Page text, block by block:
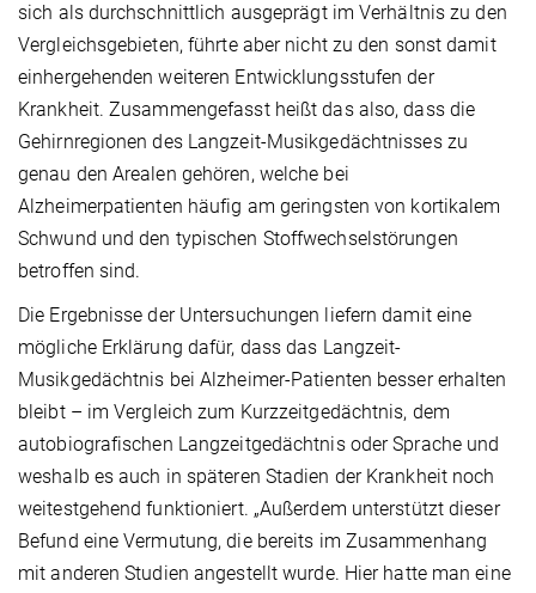
sich als durchschnittlich ausgeprägt im Verhältnis zu den
Vergleichsgebieten, führte aber nicht zu den sonst damit
einhergehenden weiteren Entwicklungsstufen der
Krankheit. Zusammengefasst heißt das also, dass die
Gehirnregionen des Langzeit-Musikgedächtnisses zu
genau den Arealen gehören, welche bei
Alzheimerpatienten häufig am geringsten von kortikalem
Schwund und den typischen Stoffwechselstörungen
betroffen sind.
Die Ergebnisse der Untersuchungen liefern damit eine
mögliche Erklärung dafür, dass das Langzeit-
Musikgedächtnis bei Alzheimer-Patienten besser erhalten
bleibt – im Vergleich zum Kurzzeitgedächtnis, dem
autobiografischen Langzeitgedächtnis oder Sprache und
weshalb es auch in späteren Stadien der Krankheit noch
weitestgehend funktioniert. „Außerdem unterstützt dieser
Befund eine Vermutung, die bereits im Zusammenhang
mit anderen Studien angestellt wurde. Hier hatte man eine